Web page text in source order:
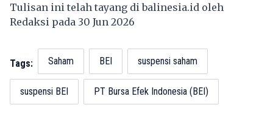
Tulisan ini telah tayang dibalinesia.id oleh
Redaksi pada 30 Jun 2026
Tags: Saham BEI suspensi saham
suspensi BEI PT Bursa Efek Indonesia (BEI)